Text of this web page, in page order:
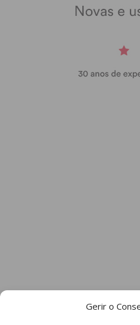
Gerir o